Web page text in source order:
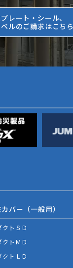
レート・シール、
ルのご請求はこちら
バー（一般用）
クトＳＤ
クトＭＤ
クトＬＤ